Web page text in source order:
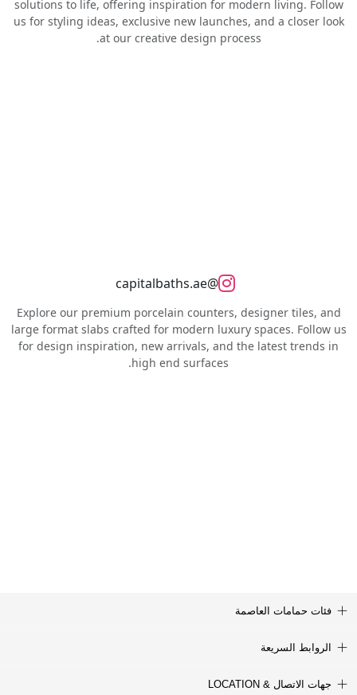
solutions to life, offering inspiration for modern living. Follow
us for styling ideas, exclusive new launches, and a closer look
at our creative design process.
@capitalbaths.ae
Explore our premium porcelain counters, designer tiles, and
large format slabs crafted for modern luxury spaces. Follow us
for design inspiration, new arrivals, and the latest trends in
high end surfaces.
فئات حمامات العاصمة
الروابط السريعة
جهات الاتصال & LOCATION